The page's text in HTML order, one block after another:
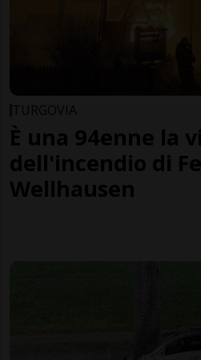
TURGOVIA
È una 94enne la
dell'incendio di
Wellhausen